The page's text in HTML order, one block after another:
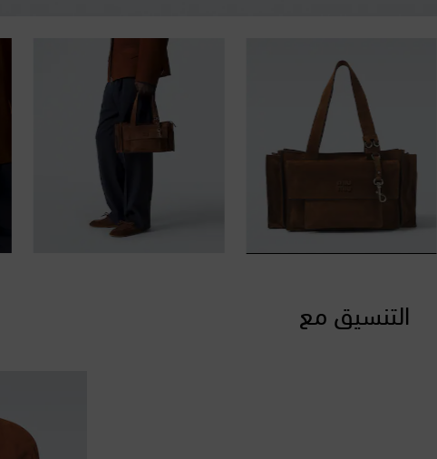
التنسيق مع